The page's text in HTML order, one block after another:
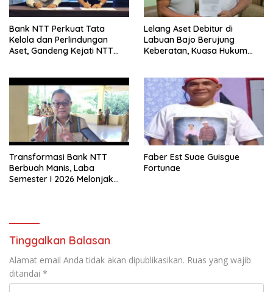
Bank NTT Perkuat Tata
Kelola dan Perlindungan
Aset, Gandeng Kejati NTT
Lelang Aset Debitur di
Labuan Bajo Berujung
Keberatan, Kuasa Hukum
Transformasi Bank NTT
Berbuah Manis, Laba
Semester I 2026 Melonjak
Faber Est Suae Guisgue
Fortunae
Tinggalkan Balasan
Alamat email Anda tidak akan dipublikasikan. Ruas yang wajib
ditandai *